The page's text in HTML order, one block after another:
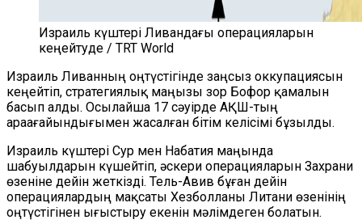
Израиль күштері Ливандағы операцияларын
кеңейтуде / TRT World
Израиль Ливанның оңтүстігінде заңсыз оккупациясын
кеңейтіп, стратегиялық маңызы зор Бофор қамалын
басып алды. Осылайша 17 сәуірде АҚШ-тың
араағайындығымен жасалған бітім келісімі бұзылды.
Израиль күштері Сур мен Набатия маңында
шабуылдарын күшейтіп, әскери операцияларын Захрани
өзеніне дейін жеткізді. Тель-Авив бұған дейін
операциялардың мақсаты Хезболланы Литани өзенінің
оңтүстігінен ығыстыру екенін мәлімдеген болатын.